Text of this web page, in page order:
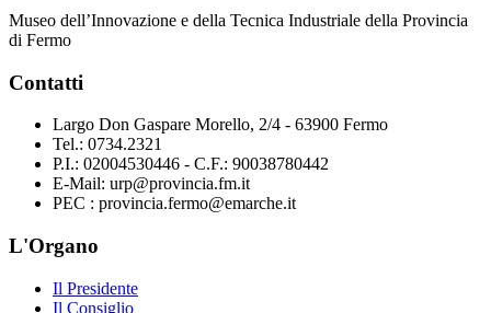
Museo dell’Innovazione e della Tecnica Industriale della Provincia
di Fermo
Contatti
Largo Don Gaspare Morello, 2/4 - 63900 Fermo
Tel.: 0734.2321
P.I.: 02004530446 - C.F.: 90038780442
E-Mail: urp@provincia.fm.it
PEC : provincia.fermo@emarche.it
L'Organo
Il Presidente
Il Consiglio